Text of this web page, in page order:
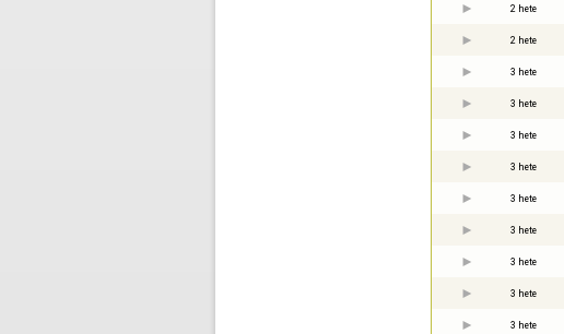
2 hete
2 hete
3 hete
3 hete
3 hete
3 hete
3 hete
3 hete
3 hete
3 hete
3 hete